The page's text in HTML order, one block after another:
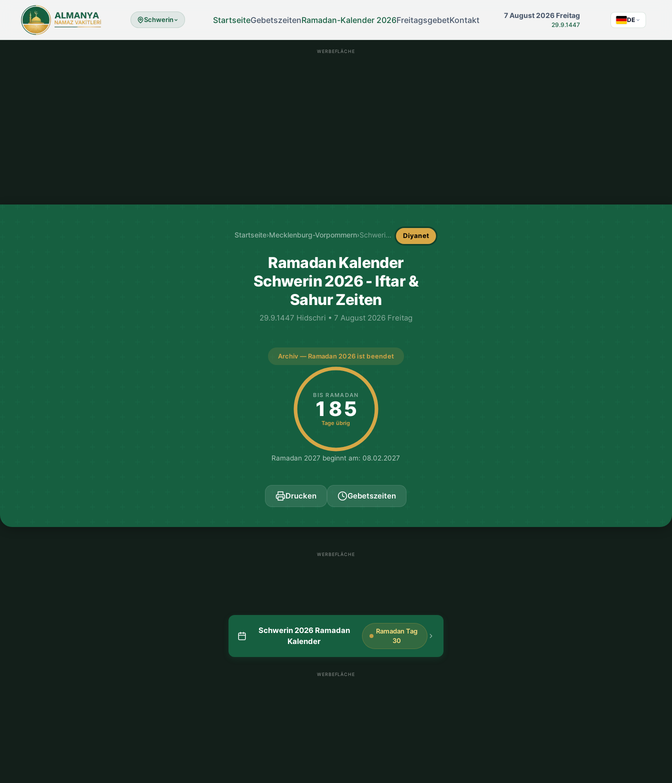
Schwerin StartseiteGebetszeitenRamadan-Kalender 2026FreitagsgebetKontakt 7 August 2026 Freitag
29.9.1447
DE
WERBEFLÄCHE
Startseite›Mecklenburg-Vorpommern› Schwerin Ramadan-Kalender Diyanet
Ramadan Kalender
Schwerin 2026 - Iftar &
Sahur Zeiten
29.9.1447 Hidschri • 7 August 2026 Freitag
Archiv — Ramadan 2026 ist beendet
BIS RAMADAN
185
Tage übrig
Ramadan 2027 beginnt am: 08.02.2027
Drucken Gebetszeiten
WERBEFLÄCHE
Schwerin 2026 Ramadan
Kalender
Ramadan Tag
30
WERBEFLÄCHE